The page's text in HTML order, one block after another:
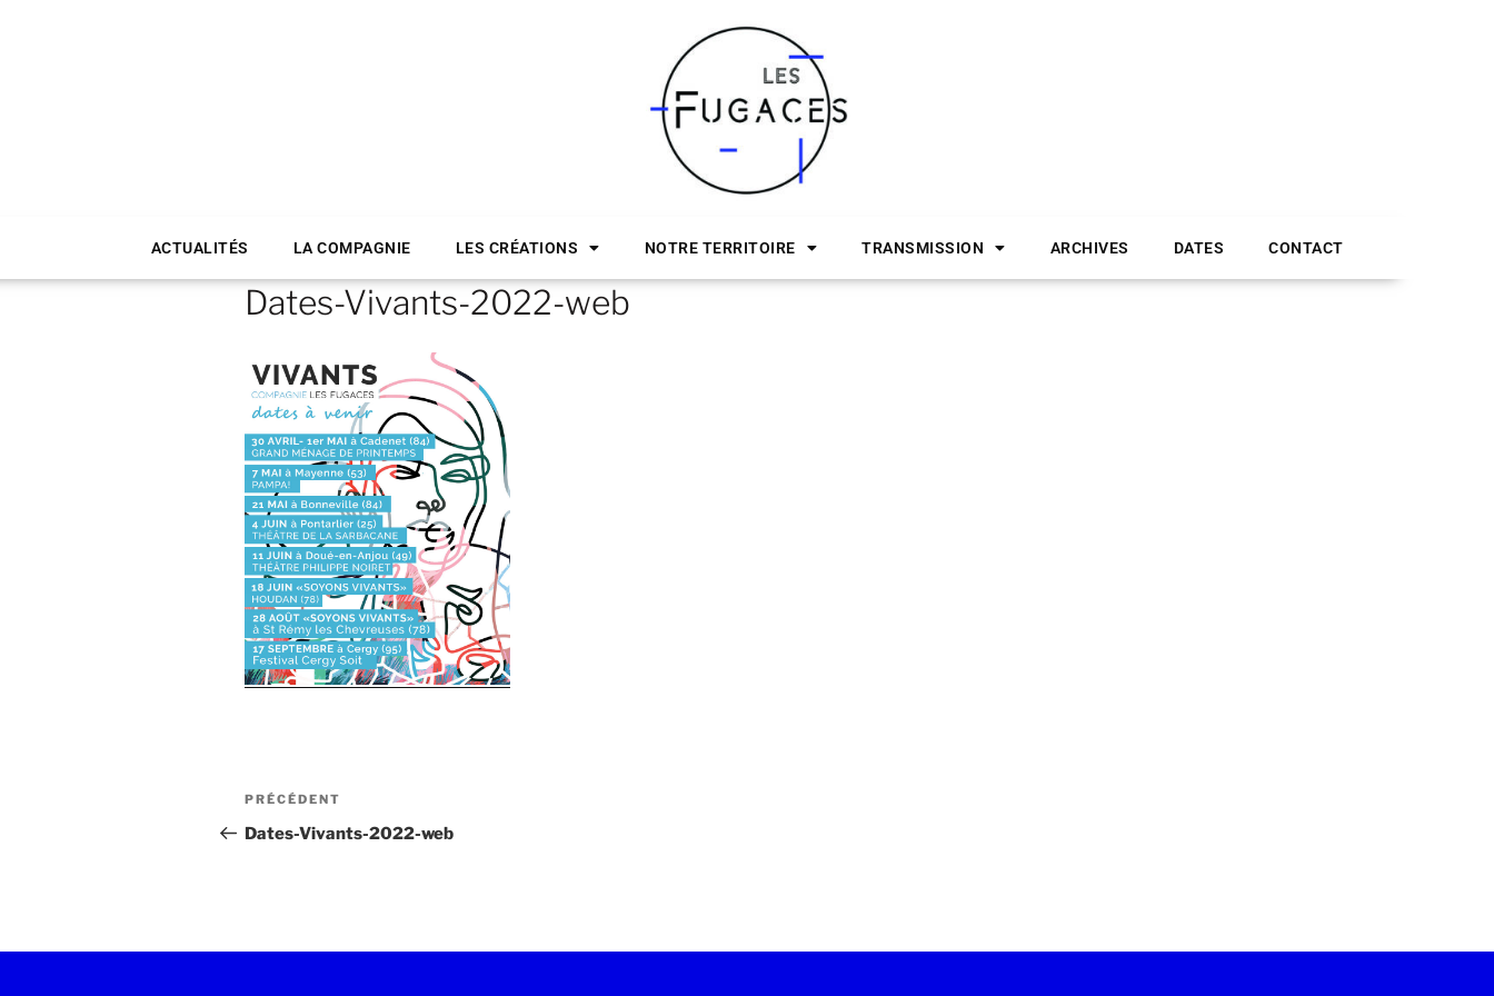
ACTUALITÉS LA COMPAGNIE LES CRÉATIONS NOTRE TERRITOIRE TRANSMISSION ARCHIVES DATES CONTACT
Dates-Vivants-2022-web
PRÉCÉDENT
Dates-Vivants-2022-web